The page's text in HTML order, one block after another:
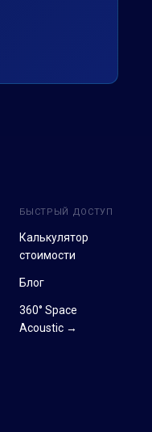
БЫСТРЫЙ ДОСТУП
Калькулятор
стоимости
Блог
360° Space
Acoustic →